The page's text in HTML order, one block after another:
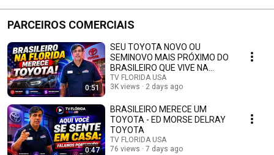
PARCEIROS COMERCIAIS
0:51
SEU TOYOTA NOVO OU
SEMINOVO MAIS PRÓXIMO DO
BRASILEIRO QUE VIVE NA
FLORIDA NA ED MORSE
DELRAY TOYOTA
TV FLORIDA USA
3K views
2 days ago
0:47
BRASILEIRO MERECE UM
TOYOTA - ED MORSE DELRAY
TOYOTA
TV FLORIDA USA
76 views
7 days ago